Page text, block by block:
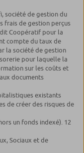
société de gestion du
frais de gestion perçus
Coopératif pour la
compte du taux de
la société de gestion
pour laquelle la
sur les coûts et
documents
existants
de créer des risques de
un fonds indexé). 12
Sociaux et de